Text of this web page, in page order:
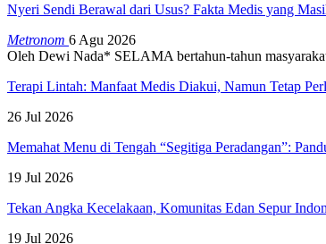
Nyeri Sendi Berawal dari Usus? Fakta Medis yang
Metronom 6 Agu 2026
Oleh Dewi Nada* SELAMA bertahun-tahun
Terapi Lintah: Manfaat Medis Diakui, Namun Tetap
26 Jul 2026
Memahat Menu di Tengah “Segitiga Peradangan”:
19 Jul 2026
Tekan Angka Kecelakaan, Komunitas Edan Sepur
19 Jul 2026